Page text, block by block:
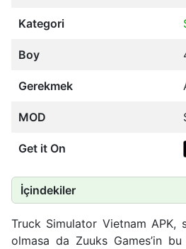
Kategori
Boy
Gerekmek
MOD
Get it On
İçindekiler
Truck Simulator Vietnam APK,
olmasa da Zuuks Games’in